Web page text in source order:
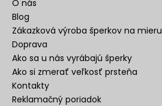
O nás
Blog
Zákazková výroba šperkov na mieru
Doprava
Ako sa u nás vyrábajú šperky
Ako si zmerať veľkosť prsteňa
Kontakty
Reklamačný poriadok